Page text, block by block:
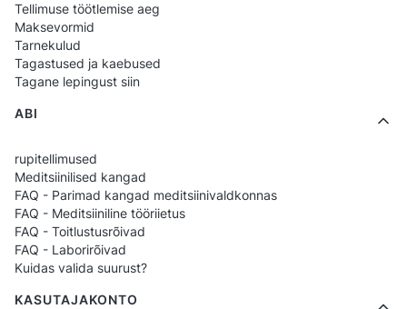
Tellimuse töötlemise aeg
Maksevormid
Tarnekulud
Tagastused ja kaebused
Tagane lepingust siin
ABI
rupitellimused
Meditsiinilised kangad
FAQ - Parimad kangad meditsiinivaldkonnas
FAQ - Meditsiiniline tööriietus
FAQ - Toitlustusrõivad
FAQ - Laborirõivad
Kuidas valida suurust?
KASUTAJAKONTO